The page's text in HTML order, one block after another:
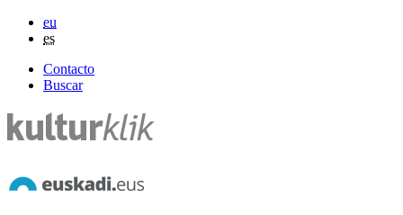
eu
es
Contacto
Buscar